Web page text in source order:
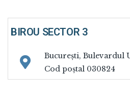
BIROU SECTOR 3
București, Bulevardul
Cod poștal 030824